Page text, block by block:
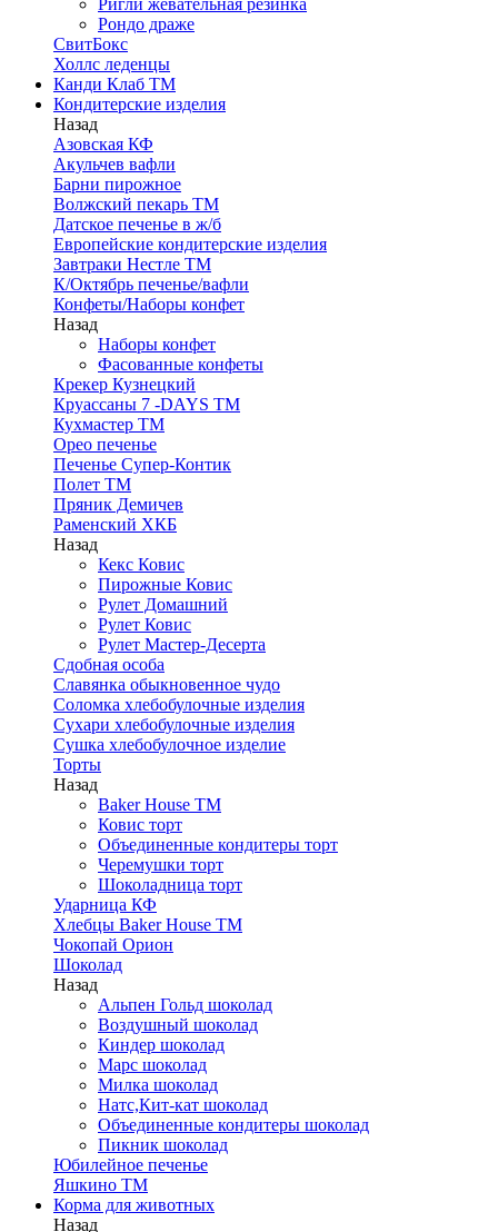
Ригли жевательная резинка
Рондо драже
СвитБокс
Холлс леденцы
Канди Клаб ТМ
Кондитерские изделия
Назад
Азовская КФ
Акульчев вафли
Барни пирожное
Волжский пекарь ТМ
Датское печенье в ж/б
Европейские кондитерские изделия
Завтраки Нестле ТМ
К/Октябрь печенье/вафли
Конфеты/Наборы конфет
Назад
Наборы конфет
Фасованные конфеты
Крекер Кузнецкий
Круассаны 7 -DAYS ТМ
Кухмастер ТМ
Орео печенье
Печенье Супер-Контик
Полет ТМ
Пряник Демичев
Раменский ХКБ
Назад
Кекс Ковис
Пирожные Ковис
Рулет Домашний
Рулет Ковис
Рулет Мастер-Десерта
Сдобная особа
Славянка обыкновенное чудо
Соломка хлебобулочные изделия
Сухари хлебобулочные изделия
Сушка хлебобулочное изделие
Торты
Назад
Baker House ТМ
Ковис торт
Объединенные кондитеры торт
Черемушки торт
Шоколадница торт
Ударница КФ
Хлебцы Baker House ТМ
Чокопай Орион
Шоколад
Назад
Альпен Гольд шоколад
Воздушный шоколад
Киндер шоколад
Марс шоколад
Милка шоколад
Натс,Кит-кат шоколад
Объединенные кондитеры шоколад
Пикник шоколад
Юбилейное печенье
Яшкино ТМ
Корма для животных
Назад